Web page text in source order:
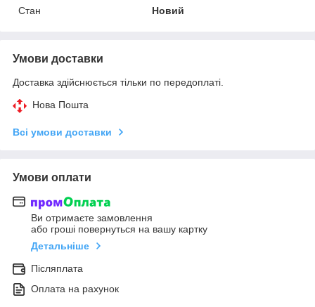
Стан
Новий
Умови доставки
Доставка здійснюється тільки по передоплаті.
Нова Пошта
Всі умови доставки
Умови оплати
Ви отримаєте замовлення
або гроші повернуться на вашу картку
Детальніше
Післяплата
Оплата на рахунок